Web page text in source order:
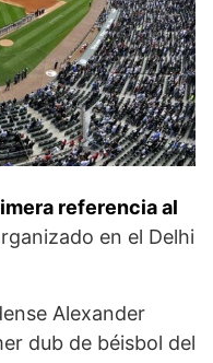
referencia al
en el Delhi
Alexander
dub de béisbol del